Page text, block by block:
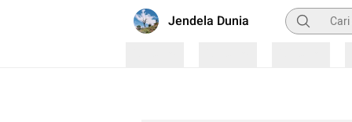
Jendela Dunia Pencarian